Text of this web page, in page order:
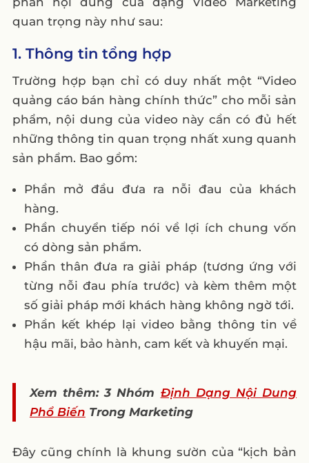
quan trọng này như sau:
1. Thông tin tổng hợp
Trường hợp bạn chỉ có duy nhất một “Video
quảng cáo bán hàng chính thức” cho mỗi sản
phẩm, nội dung của video này cần có đủ hết
những thông tin quan trọng nhất xung quanh
sản phẩm. Bao gồm:
Phần mở đầu đưa ra nỗi đau của khách
hàng.
Phần chuyển tiếp nói về lợi ích chung vốn
có dòng sản phẩm.
Phần thân đưa ra giải pháp (tương ứng với
từng nỗi đau phía trước) và kèm thêm một
số giải pháp mới khách hàng không ngờ tới.
Phần kết khép lại video bằng thông tin về
hậu mãi, bảo hành, cam kết và khuyến mại.
Xem thêm: 3 Nhóm Định Dạng Nội Dung
Phổ Biến Trong Marketing
Đây cũng chính là khung sườn của “kịch bản